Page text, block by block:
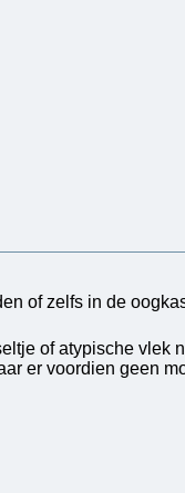
of zelfs in de
of atypische
er voordien geen